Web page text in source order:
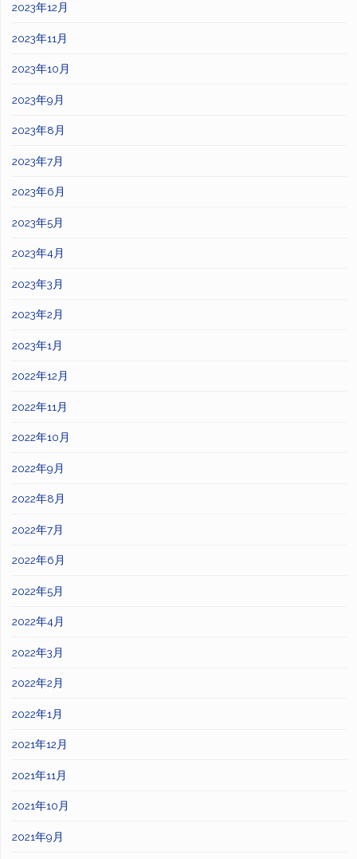
2023年12月
2023年11月
2023年10月
2023年9月
2023年8月
2023年7月
2023年6月
2023年5月
2023年4月
2023年3月
2023年2月
2023年1月
2022年12月
2022年11月
2022年10月
2022年9月
2022年8月
2022年7月
2022年6月
2022年5月
2022年4月
2022年3月
2022年2月
2022年1月
2021年12月
2021年11月
2021年10月
2021年9月